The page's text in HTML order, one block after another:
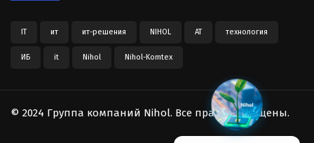
IT ит ит-решения NIHOL АТ технология
ИБ it Nihol Nihol-Komtex
© 2024 Группа компаний Nihol. Все права защищены.